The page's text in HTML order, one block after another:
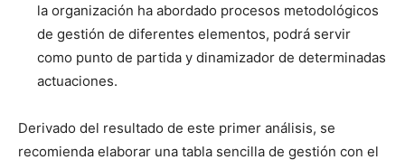
la orga­ni­zación ha abor­da­do pro­ce­sos metodológi­cos
de gestión de difer­entes ele­men­tos, podrá servir
como pun­to de par­ti­da y dinamizador de deter­mi­nadas
actua­ciones.
Deriva­do del resul­ta­do de este primer análi­sis, se
recomien­da elab­o­rar una tabla sen­cil­la de gestión con el